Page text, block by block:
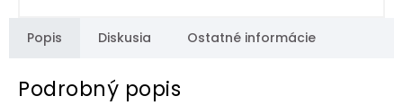
Popis Diskusia Ostatné informácie
Podrobný popis